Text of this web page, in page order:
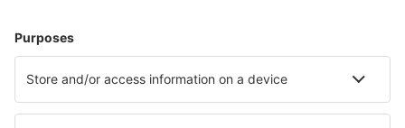
Flyg+Hotell
Hotell
Transfer